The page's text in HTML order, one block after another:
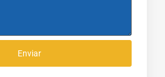
Enviar